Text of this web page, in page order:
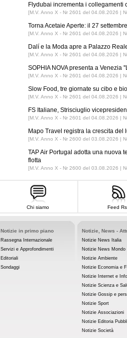
Flydubai incrementa i
[M.V. Anno X - Nr 2601 del 04.08.2026 |
Torna Acetaie Aperte: il 27
[M.V. Anno X - Nr 2601 del 04.08.2026 |
Dalí e la Moda apre a Palazzo
[M.V. Anno X - Nr 2601 del 04.08.2026 |
SOPHIA NOVA presenta a Venezia
[M.V. Anno X - Nr 2601 del 04.08.2026 |
Slow Food, tre giornate su cibo e
[M.V. Anno X - Nr 2601 del 04.08.2026 |
FS Italiane, Strisciuglio
[M.V. Anno X - Nr 2601 del 04.08.2026 |
Mapo Travel registra la crescita
[M.V. Anno X - Nr 2600 del 03.08.2026 |
TAP Air Portugal adotta una nuova
flotta
[M.V. Anno X - Nr 2600 del 03.08.2026 |
Chi siamo Feed
Notizie in primo piano
Rassegna Internazionale
Servizi e Approfondimenti
Editoriali
Sondaggi
Notizie, News -
Notizie News Italia
Notizie News Mondo
Notizie Ambiente
Notizie Economia e
Notizie Internet e
Notizie Scienza e
Notizie Gossip e
Notizie Sport
Notizie Associazioni
Notizie Editoria
Notizie Società